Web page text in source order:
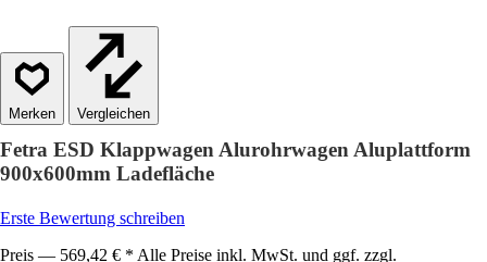
Vergleichen
Fetra ESD Klappwagen Alurohrwagen Aluplattform
900x600mm Ladefläche
Erste Bewertung schreiben
Preis — 569,42 € * Alle Preise inkl. MwSt. und ggf. zzgl.